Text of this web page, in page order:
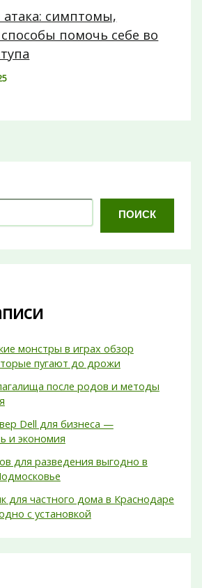
атака: симптомы,
помочь себе во
ПОИСК
монстры в играх обзор
пугают до дрожи
после родов и методы
Dell для бизнеса —
и экономия
для разведения выгодно в
для частного дома в Краснодаре
с установкой